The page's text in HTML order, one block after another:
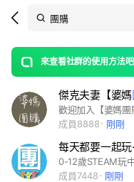
Search
OpenChats
messages
search
area
來查看社群的使用方法吧
open
傑克夫妻【婆媽
成員8888
剛剛
每天都要一起
成員7448
剛剛